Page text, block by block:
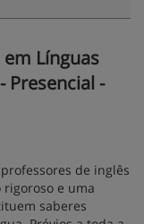
Línguas
Presencial -
de inglês
e uma
saberes